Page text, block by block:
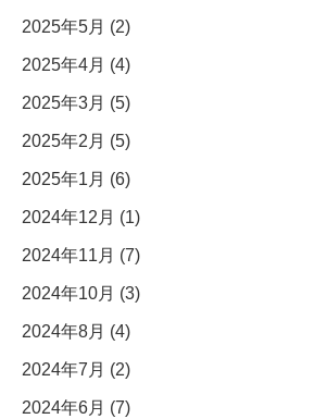
2025年5月 (2)
2025年4月 (4)
2025年3月 (5)
2025年2月 (5)
2025年1月 (6)
2024年12月 (1)
2024年11月 (7)
2024年10月 (3)
2024年8月 (4)
2024年7月 (2)
2024年6月 (7)